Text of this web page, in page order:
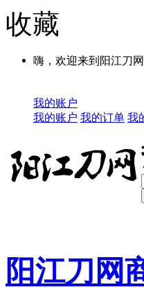
收藏
嗨，欢迎来到阳江刀
我的账户
我的账户 我的订单 我
阳江刀网